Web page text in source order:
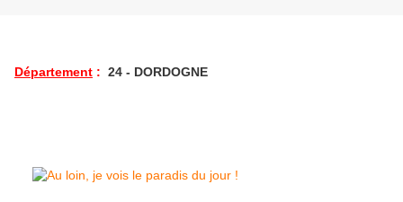
Département : 24 - DORDOGNE